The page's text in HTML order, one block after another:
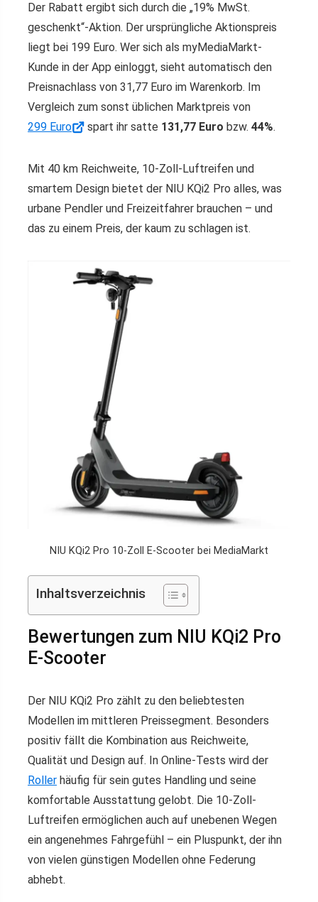
Der Rabatt ergibt sich durch die „19% MwSt.
geschenkt“-Aktion. Der ursprüngliche Aktionspreis
liegt bei 199 Euro. Wer sich als myMediaMarkt-
Kunde in der App einloggt, sieht automatisch den
Preisnachlass von 31,77 Euro im Warenkorb. Im
Vergleich zum sonst üblichen Marktpreis von
299 Euro
spart ihr satte 131,77 Euro bzw. 44%.
Mit 40 km Reichweite, 10-Zoll-Luftreifen und
smartem Design bietet der NIU KQi2 Pro alles, was
urbane Pendler und Freizeitfahrer brauchen – und
das zu einem Preis, der kaum zu schlagen ist.
NIU KQi2 Pro 10-Zoll E-Scooter bei MediaMarkt
Inhaltsverzeichnis
Bewertungen zum NIU KQi2 Pro
E-Scooter
Der NIU KQi2 Pro zählt zu den beliebtesten
Modellen im mittleren Preissegment. Besonders
positiv fällt die Kombination aus Reichweite,
Qualität und Design auf. In Online-Tests wird der
Roller häufig für sein gutes Handling und seine
komfortable Ausstattung gelobt. Die 10-Zoll-
Luftreifen ermöglichen auch auf unebenen Wegen
ein angenehmes Fahrgefühl – ein Pluspunkt, der ihn
von vielen günstigen Modellen ohne Federung
abhebt.